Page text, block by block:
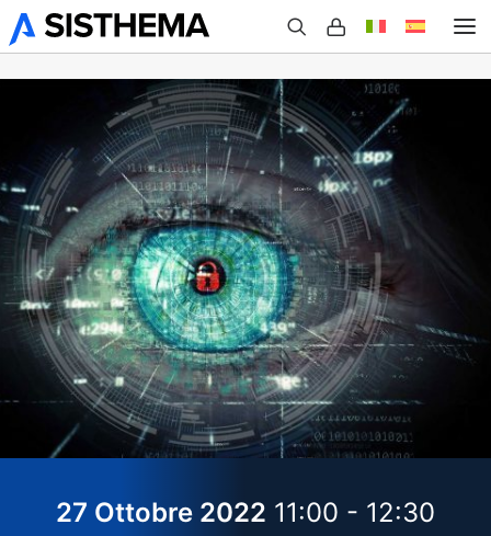
Prodotti
Case Studies
Eventi
Blog
27 Ottobre 2022 11:00 - 12:30